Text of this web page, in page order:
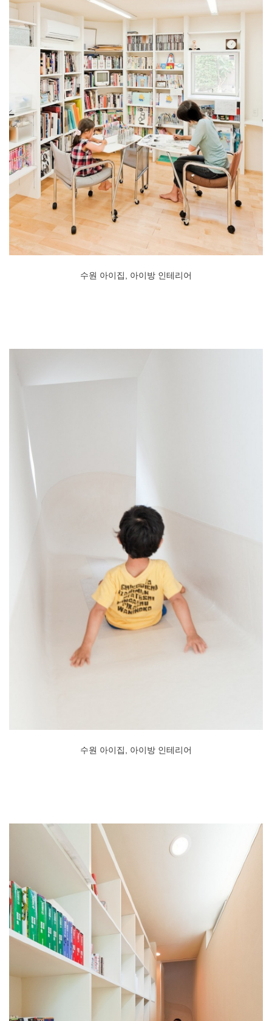
수원 아이집, 아이방 인테리어
수원 아이집, 아이방 인테리어